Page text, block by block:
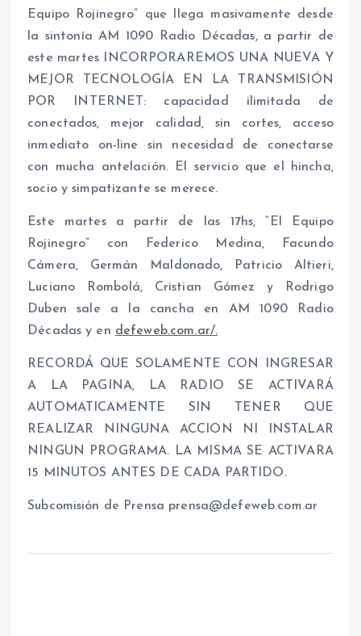
Equipo Rojinegro” que llega masivamente desde
la sintonía AM 1090 Radio Décadas, a partir de
este martes INCORPORAREMOS UNA NUEVA Y
MEJOR TECNOLOGÍA EN LA TRANSMISIÓN
POR INTERNET: capacidad ilimitada de
conectados, mejor calidad, sin cortes, acceso
inmediato on-line sin necesidad de conectarse
con mucha antelación. El servicio que el hincha,
socio y simpatizante se merece.
Este martes a partir de las 17hs, “El Equipo
Rojinegro” con Federico Medina, Facundo
Cámera, Germán Maldonado, Patricio Altieri,
Luciano Rombolá, Cristian Gómez y Rodrigo
Duben sale a la cancha en AM 1090 Radio
Décadas y en defeweb.com.ar/.
RECORDÁ QUE SOLAMENTE CON INGRESAR
A LA PAGINA, LA RADIO SE ACTIVARÁ
AUTOMATICAMENTE SIN TENER QUE
REALIZAR NINGUNA ACCION NI INSTALAR
NINGUN PROGRAMA. LA MISMA SE ACTIVARA
15 MINUTOS ANTES DE CADA PARTIDO.
Subcomisión de Prensa prensa@defeweb.com.ar